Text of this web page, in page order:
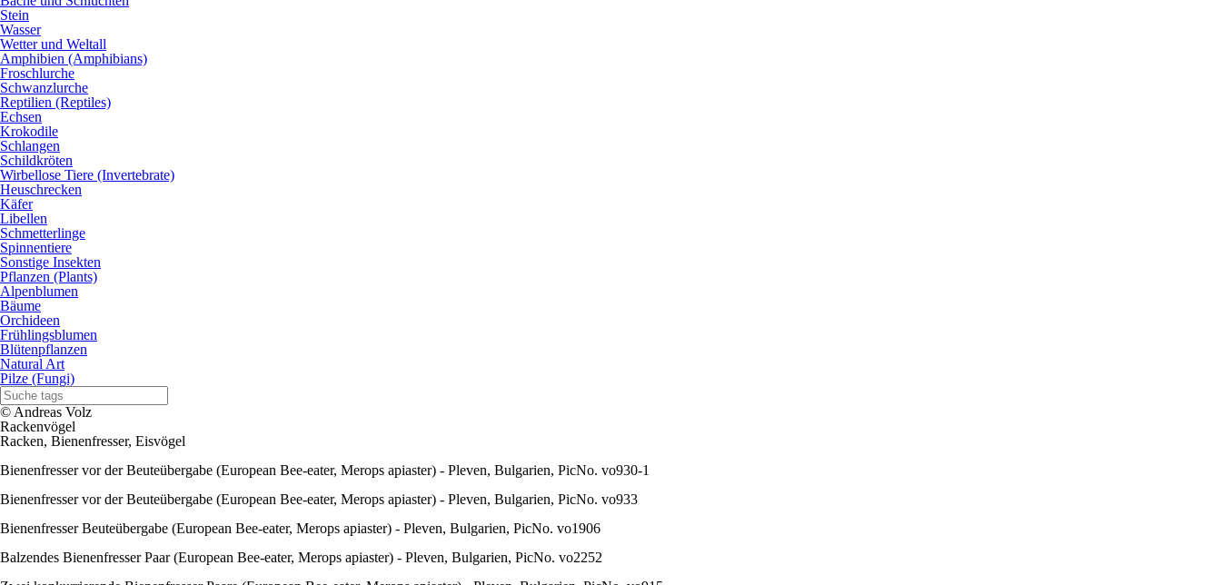
Stein
Wasser
Wetter und Weltall
Amphibien (Amphibians)
Froschlurche
Schwanzlurche
Reptilien (Reptiles)
Echsen
Krokodile
Schlangen
Schildkröten
Wirbellose Tiere (Invertebrate)
Heuschrecken
Käfer
Libellen
Schmetterlinge
Spinnentiere
Sonstige Insekten
Pflanzen (Plants)
Alpenblumen
Bäume
Orchideen
Frühlingsblumen
Blütenpflanzen
Natural Art
Pilze (Fungi)
© Andreas Volz
Rackenvögel
Racken, Bienenfresser, Eisvögel
Bienenfresser vor der Beuteübergabe (European Bee-eater, Merops apiaster) - Pleven, Bulgarien, PicNo. vo930-1
Bienenfresser vor der Beuteübergabe (European Bee-eater, Merops apiaster) - Pleven, Bulgarien, PicNo. vo933
Bienenfresser Beuteübergabe (European Bee-eater, Merops apiaster) - Pleven, Bulgarien, PicNo. vo1906
Balzendes Bienenfresser Paar (European Bee-eater, Merops apiaster) - Pleven, Bulgarien, PicNo. vo2252